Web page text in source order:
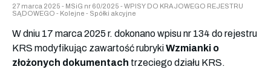
27 marca 2025 - MSiG nr 60/2025 - WPISY DO KRAJOWEGO REJESTRU
SĄDOWEGO - Kolejne - Spółki akcyjne
W dniu 17 marca 2025 r. dokonano wpisu nr 134 do rejestru
KRS modyfikując zawartość rubrykiWzmianki o
złożonych dokumentach trzeciego działu KRS.